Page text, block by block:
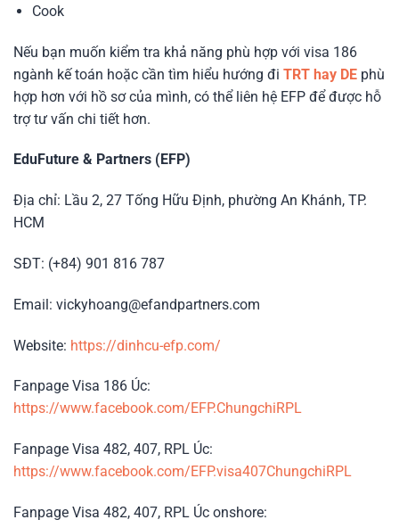
Cook
Nếu bạn muốn kiểm tra khả năng phù hợp với visa 186
ngành kế toán hoặc cần tìm hiểu hướng đi TRT hay DE phù
hợp hơn với hồ sơ của mình, có thể liên hệ EFP để được hỗ
trợ tư vấn chi tiết hơn.
EduFuture & Partners (EFP)
Địa chỉ: Lầu 2, 27 Tống Hữu Định, phường An Khánh, TP.
HCM
SĐT: (+84) 901 816 787
Email: vickyhoang@efandpartners.com
Website: https://dinhcu-efp.com/
Fanpage Visa 186 Úc:
https://www.facebook.com/EFP.ChungchiRPL
Fanpage Visa 482, 407, RPL Úc:
https://www.facebook.com/EFP.visa407ChungchiRPL
Fanpage Visa 482, 407, RPL Úc onshore: